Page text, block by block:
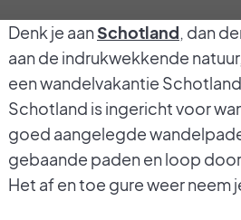
Denk je aanSchotland, dan
aan de indrukwekkende
een wandelvakantie
Schotland is ingericht voor
goed aangelegde
gebaande paden en loop
Het af en toe gure weer neem